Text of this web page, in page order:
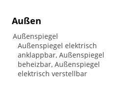
Außen
Außenspiegel
Außenspiegel elektrisch
anklappbar, Außenspiegel
beheizbar, Außenspiegel
elektrisch verstellbar